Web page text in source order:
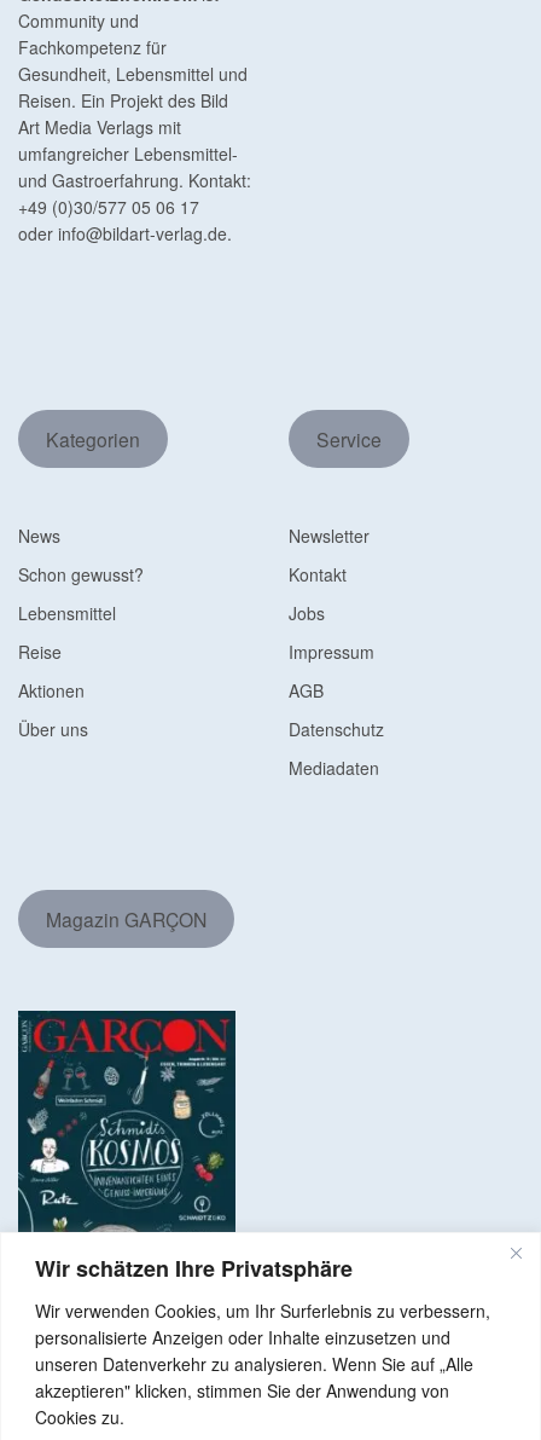
Wir schätzen Ihre Privatsphäre
Wir verwenden Cookies, um Ihr Surferlebnis zu verbessern,
personalisierte Anzeigen oder Inhalte einzusetzen und
unseren Datenverkehr zu analysieren. Wenn Sie auf „Alle
akzeptieren" klicken, stimmen Sie der Anwendung von
Cookies zu.
Community und
Fachkompetenz für
Gesundheit, Lebensmittel und
Reisen. Ein Projekt des Bild
Art Media Verlags mit
umfangreicher Lebensmittel-
und Gastroerfahrung. Kontakt:
+49 (0)30/577 05 06 17
oder info@bildart-verlag.de.
Kategorien
News
Schon gewusst?
Lebensmittel
Reise
Aktionen
Über uns
Service
Newsletter
Kontakt
Jobs
Impressum
AGB
Datenschutz
Mediadaten
Magazin GARÇON
Copyright © 2024 Alle Rechte vorbehalten. GenussNetzwerk.com